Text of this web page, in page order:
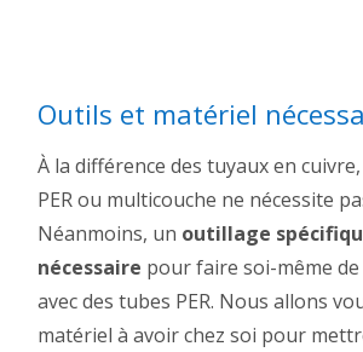
Outils et matériel
À la différence des tuyaux en
PER ou multicouche ne nécessite
Néanmoins, un outillage
nécessaire pour faire soi-même
avec des tubes PER. Nous allons
matériel à avoir chez soi pour